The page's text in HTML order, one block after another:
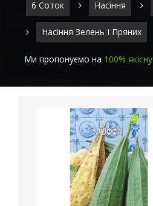
6 Соток Насіння
Насіння Зелень І Пряних
Ми пропонуємо на 100% якісну